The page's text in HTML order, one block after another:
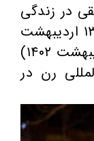
در زندگی
اقوام ایرانی" که از ۳ می ۲۰۲۳ (۱۳ اردیبهشت
۱۴۰۲) لغایت ۶ می ۲۰۲۳ (۱۶ اردیبهشت ۱۴۰۲)
رن در